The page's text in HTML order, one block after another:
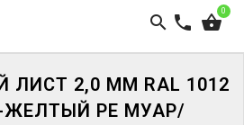
0
2,0 ММ RAL 1012
PE МУАР/